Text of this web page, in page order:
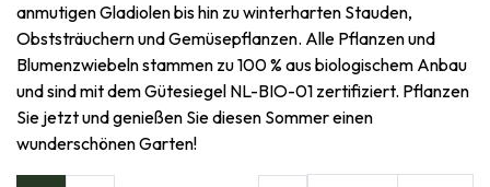
anmutigen Gladiolen bis hin zu winterharten Stauden,
Obststräuchern und Gemüsepflanzen. Alle Pflanzen und
Blumenzwiebeln stammen zu 100 % aus biologischem Anbau
und sind mit dem Gütesiegel NL-BIO-01 zertifiziert. Pflanzen
Sie jetzt und genießen Sie diesen Sommer einen
wunderschönen Garten!